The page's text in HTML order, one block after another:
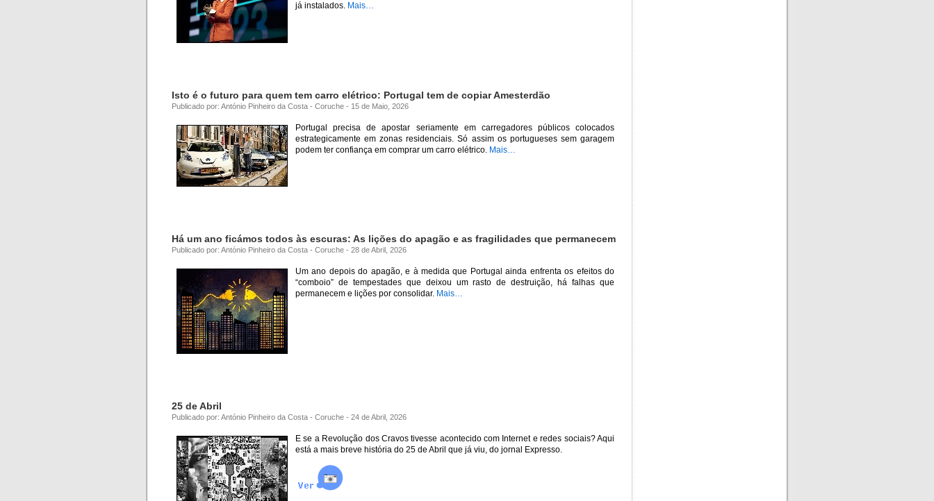
já instalados. Mais…
Isto é o futuro para quem tem carro elétrico: Portugal tem de copiar Amesterdão
Publicado por: António Pinheiro da Costa - Coruche - 15 de Maio, 2026
Portugal precisa de apostar seriamente em carregadores públicos colocados
estrategicamente em zonas residenciais. Só assim os portugueses sem garagem
podem ter confiança em comprar um carro elétrico. Mais…
Há um ano ficámos todos às escuras: As lições do apagão e as fragilidades que permanecem
Publicado por: António Pinheiro da Costa - Coruche - 28 de Abril, 2026
Um ano depois do apagão, e à medida que Portugal ainda enfrenta os efeitos do
“comboio” de tempestades que deixou um rasto de destruição, há falhas que
permanecem e lições por consolidar. Mais…
25 de Abril
Publicado por: António Pinheiro da Costa - Coruche - 24 de Abril, 2026
E se a Revolução dos Cravos tivesse acontecido com Internet e redes sociais? Aqui
está a mais breve história do 25 de Abril que já viu, do jornal Expresso.